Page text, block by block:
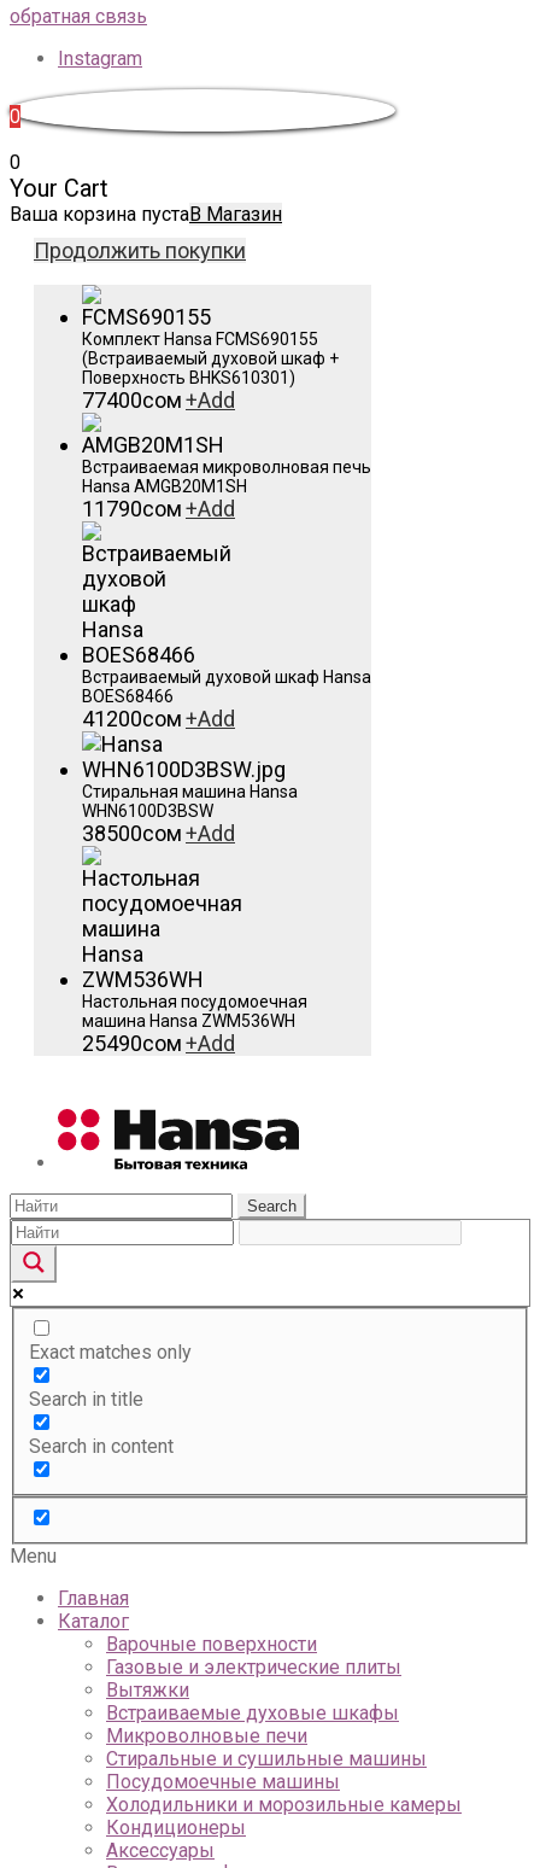
обратная связь
Instagram
0
0
Your Cart
Ваша корзина пустаВ Магазин
Продолжить покупки
Комплект Hansa FCMS690155
(Встраиваемый духовой шкаф +
Поверхность BHKS610301)
77400сом+Add
Встраиваемая микроволновая печь
Hansa AMGB20M1SH
11790сом+Add
Встраиваемый духовой шкаф Hansa
BOES68466
41200сом+Add
Стиральная машина Hansa
WHN6100D3BSW
38500сом+Add
Настольная посудомоечная
машина Hansa ZWM536WH
25490сом+Add
Search
Exact matches only
Search in title
Search in content
Menu
Главная
Каталог
Варочные поверхности
Газовые и электрические плиты
Вытяжки
Встраиваемые духовые шкафы
Микроволновые печи
Стиральные и сушильные машины
Посудомоечные машины
Холодильники и морозильные камеры
Кондиционеры
Аксессуары